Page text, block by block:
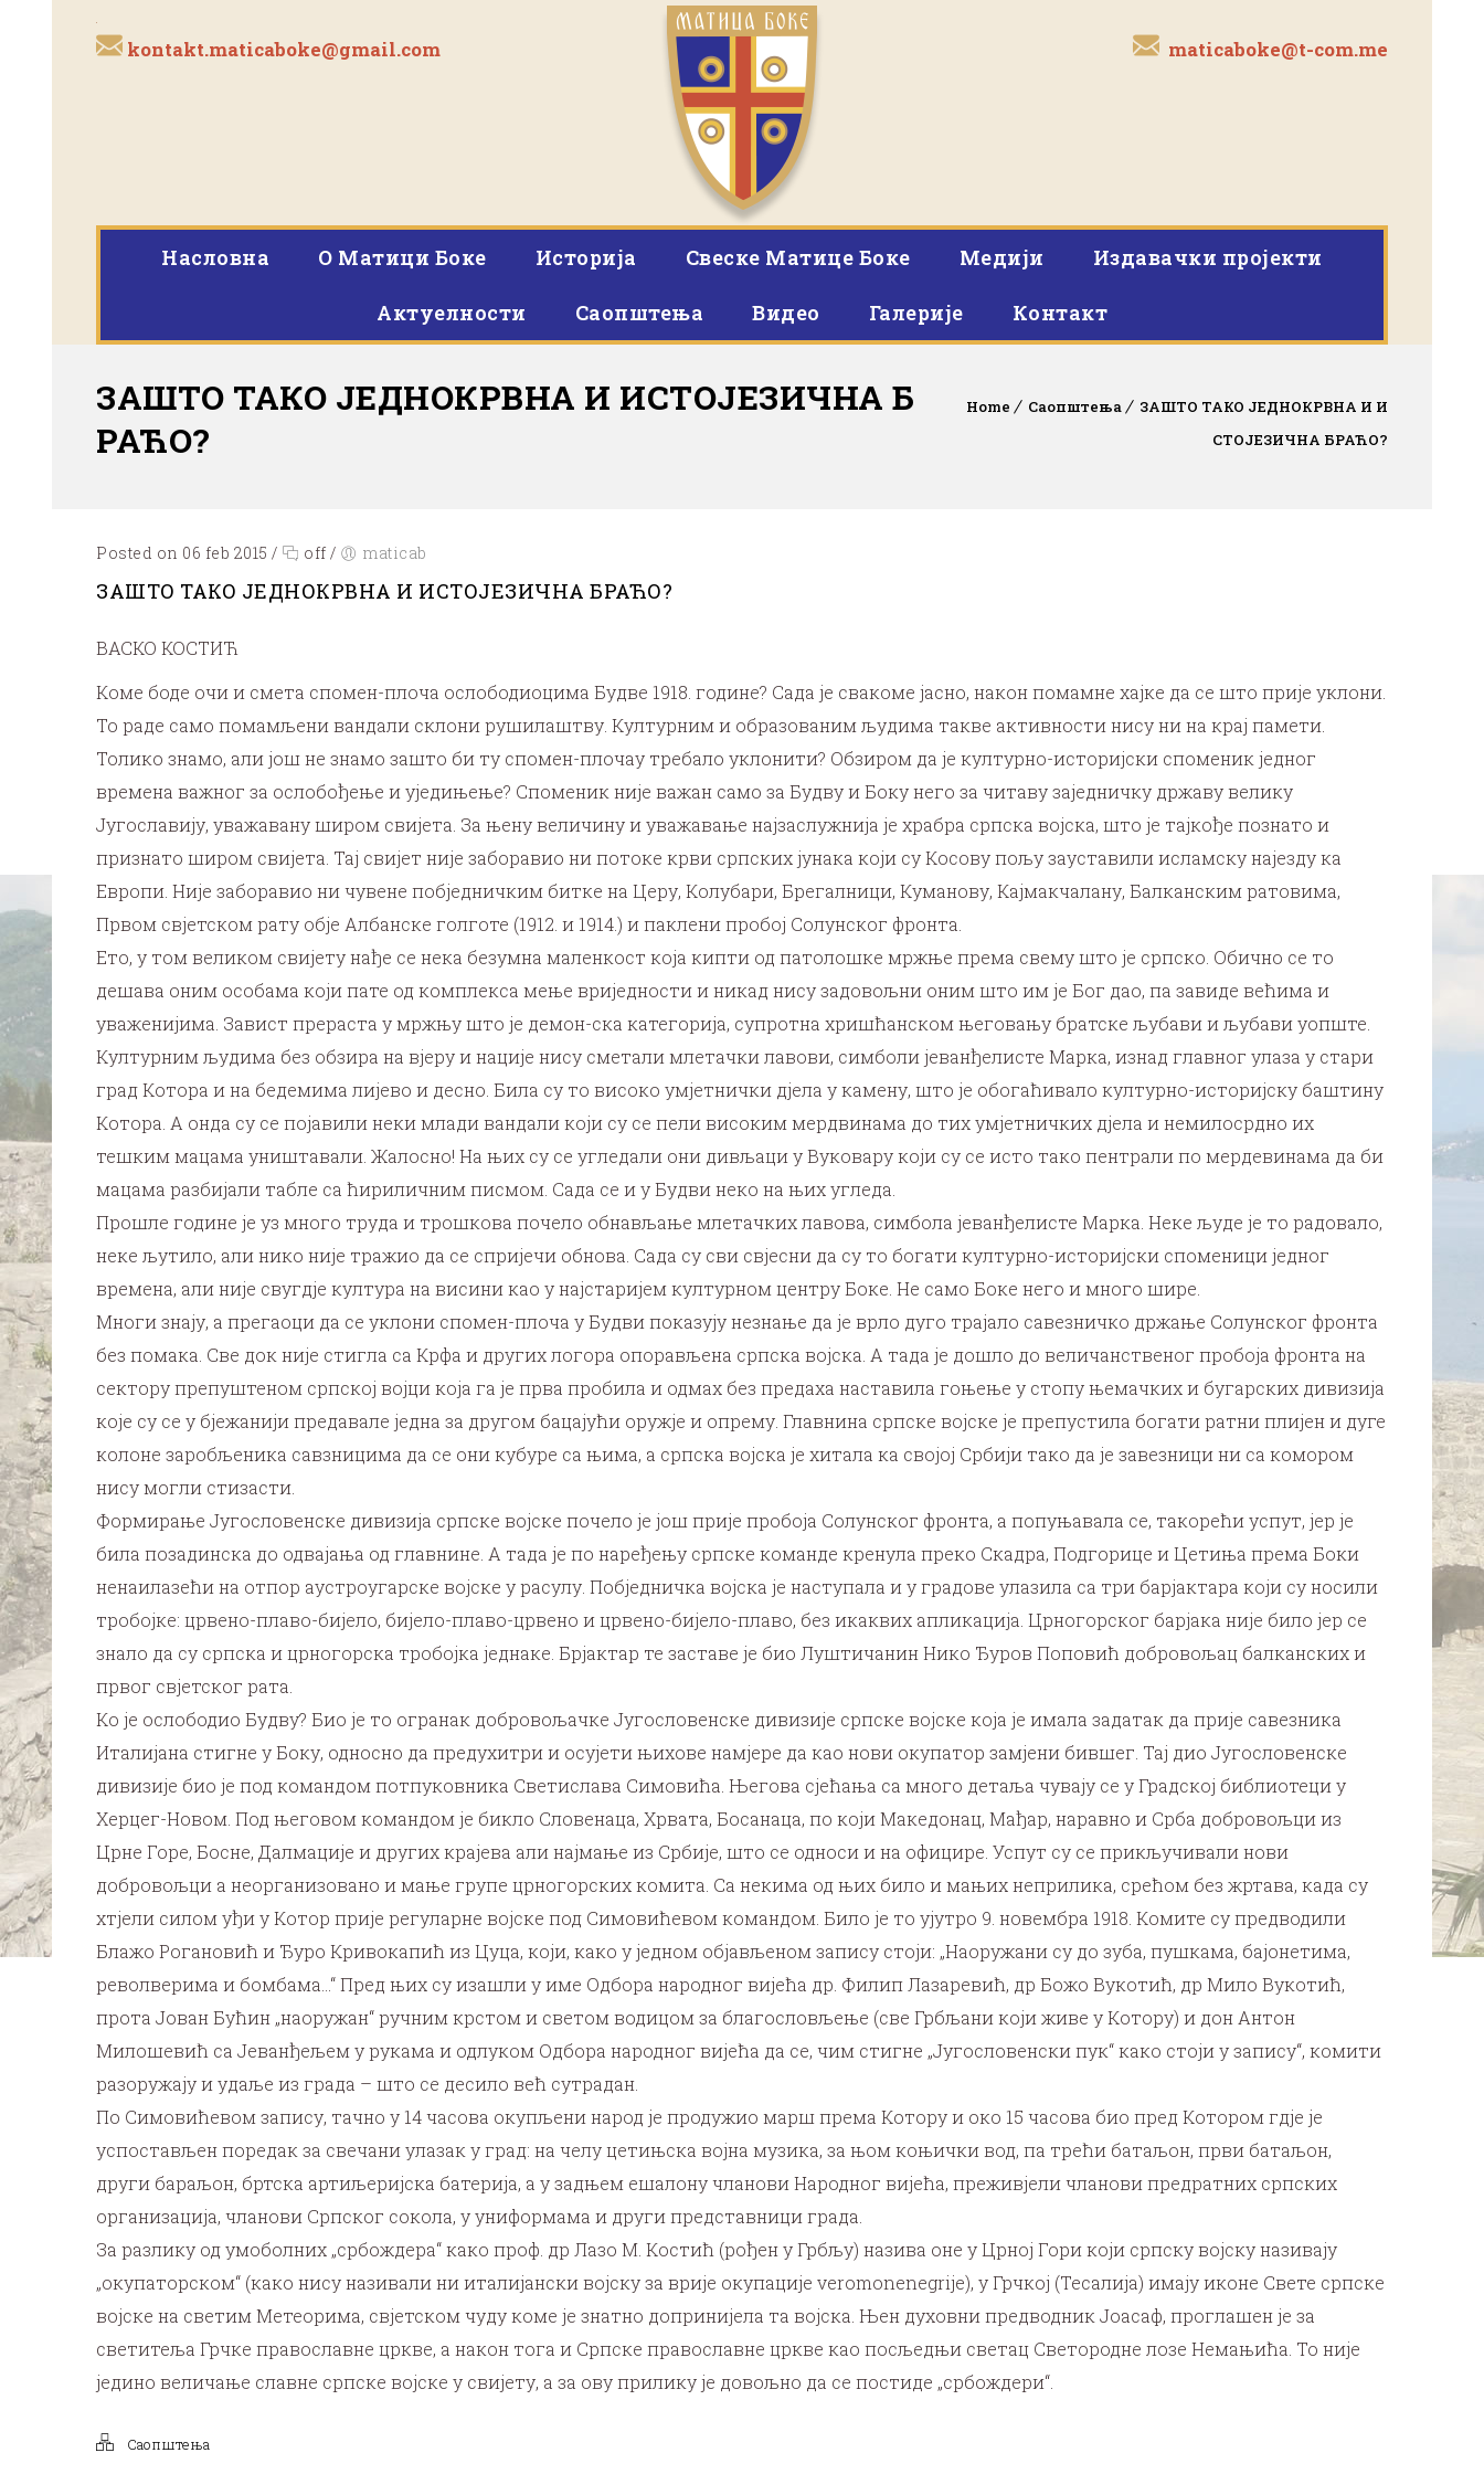
kontakt.maticaboke@gmail.com maticaboke@t-com.me
Насловна O Матици Боке Историја Свеске Матице Боке Медији Издавачки пројекти
Актуелности Саопштења Видео Галерије Контакт
ЗАШТО ТАКО ЈЕДНОКРВНА И ИСТОЈЕЗИЧНА Б
РАЋО?
Home Саопштења
ЗАШТО ТАКО ЈЕДНОКРВНА И И
СТОЈЕЗИЧНА БРАЋО?
Posted on 06 feb 2015 / off / maticab
ЗАШТО ТАКО ЈЕДНОКРВНА И ИСТОЈЕЗИЧНА БРАЋО?
ВАСКО КОСТИЋ
Коме боде очи и смета спомен-плоча ослободиоцима Будве 1918. године? Сада је свакоме јасно, након помамне хајке да се што прије уклони.
То раде само помамљени вандали склони рушилаштву. Културним и образованим људима такве активности нису ни на крај памети.
Толико знамо, али још не знамо зашто би ту спомен-плочау требало уклонити? Обзиром да је културно-историјски споменик једног
времена важног за ослобођење и уједињење? Споменик није важан само за Будву и Боку него за читаву заједничку државу велику
Југославију, уважавану широм свијета. За њену величину и уважавање најзаслужнија је храбра српска војска, што је тајкође познато и
признато широм свијета. Тај свијет није заборавио ни потоке крви српских јунака који су Косову пољу зауставили исламску најезду ка
Европи. Није заборавио ни чувене побједничким битке на Церу, Колубари, Брегалници, Куманову, Кајмакчалану, Балканским ратовима,
Првом свјетском рату обје Албанске голготе (1912. и 1914.) и паклени пробој Солунског фронта.
Ето, у том великом свијету нађе се нека безумна маленкост која кипти од патолошке мржње према свему што је српско. Обично се то
дешава оним особама који пате од комплекса мење вриједности и никад нису задовољни оним што им је Бог дао, па завиде већима и
уваженијима. Завист прераста у мржњу што је демон-ска категорија, супротна хришћанском његовању братске љубави и љубави уопште.
Културним људима без обзира на вјеру и нације нису сметали млетачки лавови, симболи јеванђелисте Марка, изнад главног улаза у стари
град Котора и на бедемима лијево и десно. Била су то високо умјетнички дјела у камену, што је обогаћивало културно-историјску баштину
Котора. А онда су се појавили неки млади вандали који су се пели високим мердвинама до тих умјетничких дјела и немилосрдно их
тешким мацама уништавали. Жалосно! На њих су се угледали они дивљаци у Вуковару који су се исто тако пентрали по мердевинама да би
мацама разбијали табле са ћириличним писмом. Сада се и у Будви неко на њих угледа.
Прошле године је уз много труда и трошкова почело обнављање млетачких лавова, симбола јеванђелисте Марка. Неке људе је то радовало,
неке љутило, али нико није тражио да се спријечи обнова. Сада су сви свјесни да су то богати културно-историјски споменици једног
времена, али није свугдје култура на висини као у најстаријем културном центру Боке. Не само Боке него и много шире.
Многи знају, а прегаоци да се уклони спомен-плоча у Будви показују незнање да је врло дуго трајало савезничко држање Солунског фронта
без помака. Све док није стигла са Крфа и других логора опорављена српска војска. А тада је дошло до величанственог пробоја фронта на
сектору препуштеном српској војци која га је прва пробила и одмах без предаха наставила гоњење у стопу њемачких и бугарских дивизија
које су се у бјежанији предавале једна за другом бацајући оружје и опрему. Главнина српске војске је препустила богати ратни плијен и дуге
колоне заробљеника савзницима да се они кубуре са њима, а српска војска је хитала ка својој Србији тако да је завезници ни са комором
нису могли стизасти.
Формирање Југословенске дивизија српске војске почело је још прије пробоја Солунског фронта, а попуњавала се, такорећи успут, јер је
била позадинска до одвајања од главнине. А тада је по наређењу српске команде кренула преко Скадра, Подгорице и Цетиња према Боки
ненаилазећи на отпор аустроугарске војске у расулу. Побједничка војска је наступала и у градове улазила са три барјактара који су носили
тробојке: црвено-плаво-бијело, бијело-плаво-црвено и црвено-бијело-плаво, без икаквих апликација. Црногорског барјака није било јер се
знало да су српска и црногорска тробојка једнаке. Брјактар те заставе је био Луштичанин Нико Ђуров Поповић добровољац балканских и
првог свјетског рата.
Ко је ослободио Будву? Био је то огранак добровољачке Југословенске дивизије српске војске која је имала задатак да прије савезника
Италијана стигне у Боку, односно да предухитри и осујети њихове намјере да као нови окупатор замјени бившег. Тај дио Југословенске
дивизије био је под командом потпуковника Светислава Симовића. Његова сјећања са много детаља чувају се у Градској библиотеци у
Херцег-Новом. Под његовом командом је бикло Словенаца, Хрвата, Босанаца, по који Македонац, Мађар, наравно и Срба добровољци из
Црне Горе, Босне, Далмације и других крајева али најмање из Србије, што се односи и на официре. Успут су се прикључивали нови
добровољци а неорганизовано и мање групе црногорских комита. Са некима од њих било и мањих неприлика, срећом без жртава, када су
хтјели силом уђи у Котор прије регуларне војске под Симовићевом командом. Било је то ујутро 9. новембра 1918. Комите су предводили
Блажо Рогановић и Ђуро Кривокапић из Цуца, који, како у једном објављеном запису стоји: „Наоружани су до зуба, пушкама, бајонетима,
револверима и бомбама…“ Пред њих су изашли у име Одбора народног вијећа др. Филип Лазаревић, др Божо Вукотић, др Мило Вукотић,
прота Јован Бућин „наоружан“ ручним крстом и светом водицом за благословљење (све Грбљани који живе у Котору) и дон Антон
Милошевић са Јеванђељем у рукама и одлуком Одбора народног вијећа да се, чим стигне „Југословенски пук“ како стоји у запису“, комити
разоружају и удаље из града – што се десило већ сутрадан.
По Симовићевом запису, тачно у 14 часова окупљени народ је продужио марш према Котору и око 15 часова био пред Котором гдје је
успостављен поредак за свечани улазак у град: на челу цетињска војна музика, за њом коњички вод, па трећи батаљон, први батаљон,
други бараљон, бртска артиљеријска батерија, а у задњем ешалону чланови Народног вијећа, преживјели чланови предратних српских
организација, чланови Српског сокола, у униформама и други представници града.
За разлику од умоболних „србождера“ како проф. др Лазо М. Костић (рођен у Грбљу) назива оне у Црној Гори који српску војску називају
„окупаторском“ (како нису називали ни италијански војску за врије окупације veromonenegriје), у Грчкој (Тесалија) имају иконе Свете српске
војске на светим Метеорима, свјетском чуду коме је знатно допринијела та војска. Њен духовни предводник Јоасаф, проглашен је за
светитеља Грчке православне цркве, а након тога и Српске православне цркве као посљедњи светац Светородне лозе Немањића. То није
једино величање славне српске војске у свијету, а за ову прилику је довољно да се постиде „србождери“.
Саопштења